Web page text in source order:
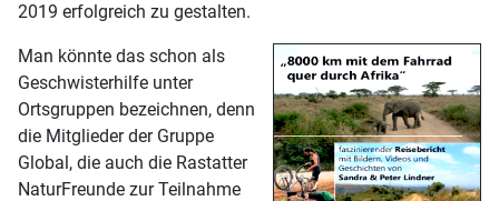
2019 erfolgreich zu gestalten.
Man könnte das schon als
Geschwisterhilfe unter
Ortsgruppen bezeichnen, denn
die Mitglieder der Gruppe
Global, die auch die Rastatter
NaturFreunde zur Teilnahme